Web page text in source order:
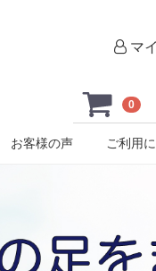
マ
お客様の声 ご利用
0